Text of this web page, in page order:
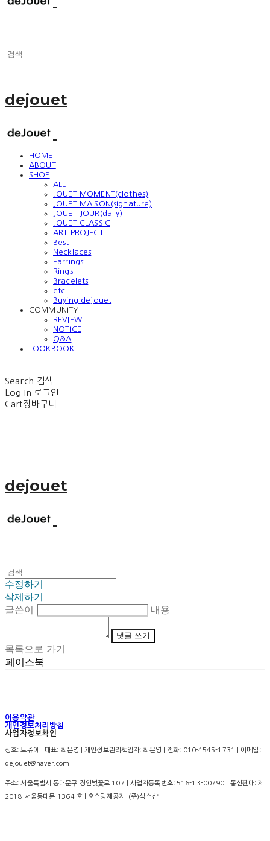
dejouet
HOME
ABOUT
SHOP
ALL
JOUET MOMENT(clothes)
JOUET MAISON(signature)
JOUET JOUR(daily)
JOUET CLASSIC
ART PROJECT
Best
Necklaces
Earrings
Rings
Bracelets
etc.
Buying dejouet
COMMUNITY
REVIEW
NOTICE
Q&A
LOOKBOOK
Search 검색
Log In 로그인
Cart장바구니
dejouet
수정하기
삭제하기
글쓴이
내용
댓글 쓰기
목록으로 가기
페이스북
이용약관
개인정보처리방침
사업자정보확인
상호: 드쥬에 | 대표: 최은영 | 개인정보관리책임자: 최은영 | 전화: 010-4545-1731 | 이메일:
dejouet@naver.com
주소: 서울특별시 동대문구 장안벚꽃로 107 | 사업자등록번호: 516-13-00790 | 통신판매:제
2018-서울동대문-1364 호| 호스팅제공자: (주)식스샵